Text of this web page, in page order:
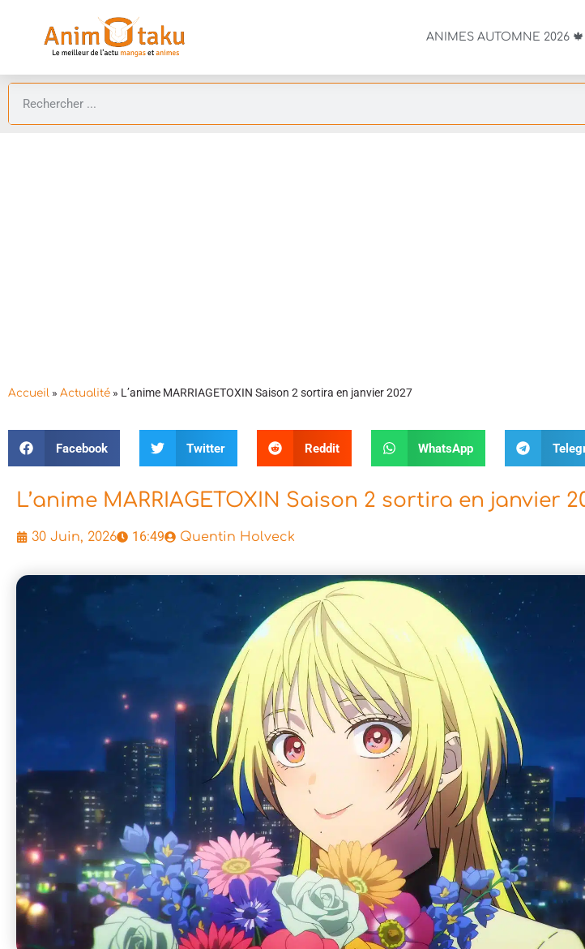
ANIMES AUTOMNE 2026 🍁
Accueil » Actualité » L’anime MARRIAGETOXIN Saison 2 sortira en janvier 2027
Facebook Twitter Reddit WhatsApp
L’anime MARRIAGETOXIN Saison 2 sortira en janvier
30 Juin, 2026 16:49 Quentin Holveck